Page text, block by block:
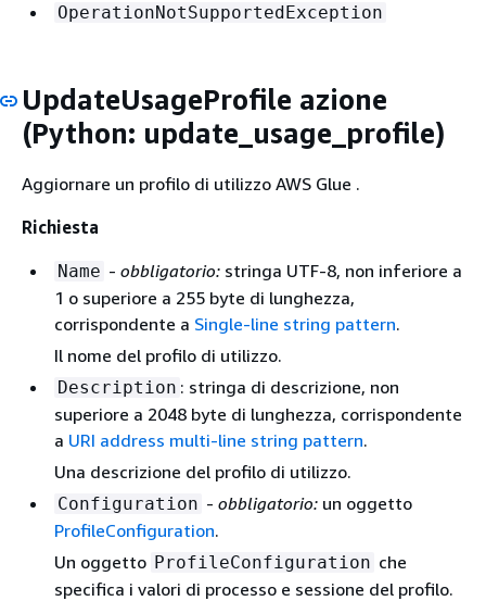
OperationNotSupportedException
UpdateUsageProfile azione
(Python: update_usage_profile)
Aggiornare un profilo di utilizzo AWS Glue .
Richiesta
Name - obbligatorio: stringa UTF-8, non inferiore a
1 o superiore a 255 byte di lunghezza,
corrispondente a Single-line string pattern.
Il nome del profilo di utilizzo.
Description : stringa di descrizione, non
superiore a 2048 byte di lunghezza, corrispondente
a URI address multi-line string pattern.
Una descrizione del profilo di utilizzo.
Configuration - obbligatorio: un oggetto
ProfileConfiguration.
Un oggetto ProfileConfiguration che
specifica i valori di processo e sessione del profilo.